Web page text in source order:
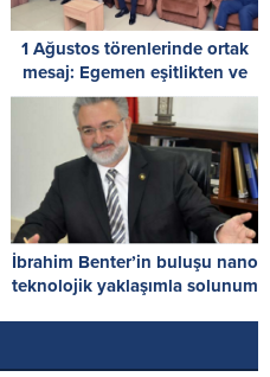
1 Ağustos törenlerinde ortak
mesaj: Egemen eşitlikten ve
iki devletli çözümden geri
adım yok
İbrahim Benter’in buluşu nano
teknolojik yaklaşımla solunum